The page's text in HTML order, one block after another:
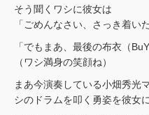
そう聞くワシに彼女は
「ごめんなさい、さっき着い
「でもまあ、最後の布衣（
（ワシ満身の笑顔ね）
まあ今演奏している小畑秀光
シのドラムを叩く勇姿を彼女